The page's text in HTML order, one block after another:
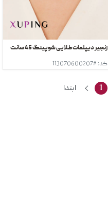
زنجیر دیپلمات طلایی شوپینگ 45 سانت
کد: #113070600207
ابتدا 1